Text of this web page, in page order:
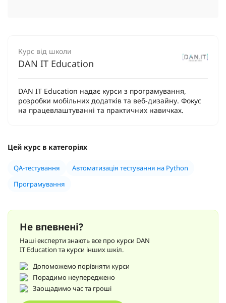
Курс від школи
DAN IT Education
DAN IT Education надає курси з програмування,
розробки мобільних додатків та веб-дизайну. Фокус
на працевлаштуванні та практичних навичках.
Цей курс в категоріях
QA-тестування
Автоматизація тестування на Python
Програмування
Не впевнені?
Наші експерти знають все про курси DAN
IT Education та курси інших шкіл.
Допоможемо порівняти курси
Порадимо неупереджено
Заощадимо час та гроші